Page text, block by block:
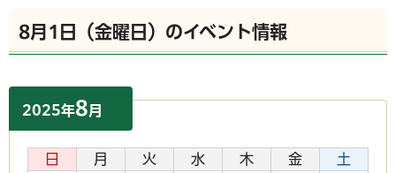
8月1日（金曜日）のイベント情報
2025年8月
日 月 火 水 木 金
土